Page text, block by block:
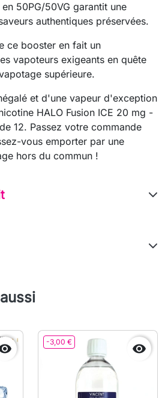
50PG/50VG garantit une
authentiques préservées.
ce booster en fait un
vapoteurs exigeants en quête
supérieure.
et d'une vapeur d'exception
HALO Fusion ICE 20 mg -
12. Passez votre commande
vous emporter par une
hors du commun !
-3,00 € 